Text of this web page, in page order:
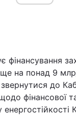
фінансування
ще на понад 9
до
фінансової